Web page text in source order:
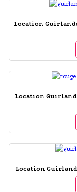
Location
Location
Location